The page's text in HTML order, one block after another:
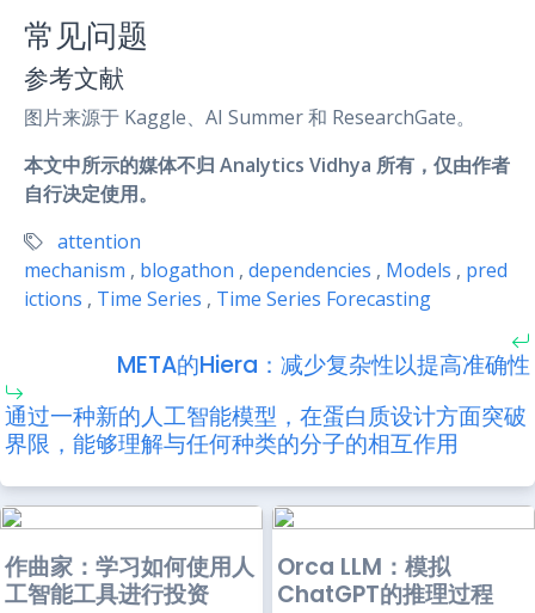
常见问题
参考文献
图片来源于 Kaggle、AI Summer 和 ResearchGate。
本文中所示的媒体不归 Analytics Vidhya 所有，仅由作者
自行决定使用。
attention
mechanism , blogathon , dependencies , Models , pred
ictions , Time Series , Time Series Forecasting
META的Hiera：减少复杂性以提高准确性
通过一种新的人工智能模型，在蛋白质设计方面突破
界限，能够理解与任何种类的分子的相互作用
作曲家：学习如何使用人
工智能工具进行投资
Orca LLM：模拟
ChatGPT的推理过程